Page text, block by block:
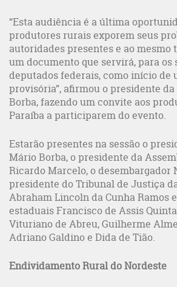
“Esta audiência é a última
produtores rurais exporem seus
autoridades presentes e ao mesmo
um documento que servirá, para os
deputados federais, como início de
provisória”, afirmou o presidente da
Borba, fazendo um convite aos
Paraíba a participarem do evento.
Estarão presentes na sessão o
Mário Borba, o presidente da
Ricardo Marcelo, o desembargador
presidente do Tribunal de Justiça
Abraham Lincoln da Cunha Ramos
estaduais Francisco de Assis
Vituriano de Abreu, Guilherme
Adriano Galdino e Dida de Tião.
Endividamento Rural do Nordeste